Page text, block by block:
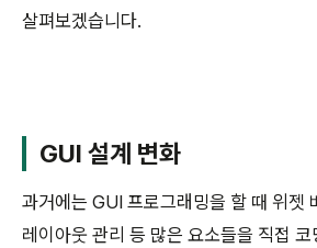
살펴보겠습니다.
GUI 설계 변화
과거에는 GUI 프로그래밍을 할 때 위젯
레이아웃 관리 등 많은 요소들을 직접